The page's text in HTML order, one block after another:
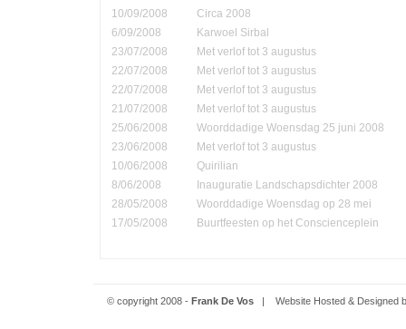
10/09/2008
Circa 2008
6/09/2008
Karwoel Sirbal
23/07/2008
Met verlof tot 3 augustus
22/07/2008
Met verlof tot 3 augustus
22/07/2008
Met verlof tot 3 augustus
21/07/2008
Met verlof tot 3 augustus
25/06/2008
Woorddadige Woensdag 25 juni 2008
23/06/2008
Met verlof tot 3 augustus
10/06/2008
Quirilian
8/06/2008
Inauguratie Landschapsdichter 2008
28/05/2008
Woorddadige Woensdag op 28 mei
17/05/2008
Buurtfeesten op het Conscienceplein
© copyright 2008 - Frank De Vos| Website Hosted & Designed